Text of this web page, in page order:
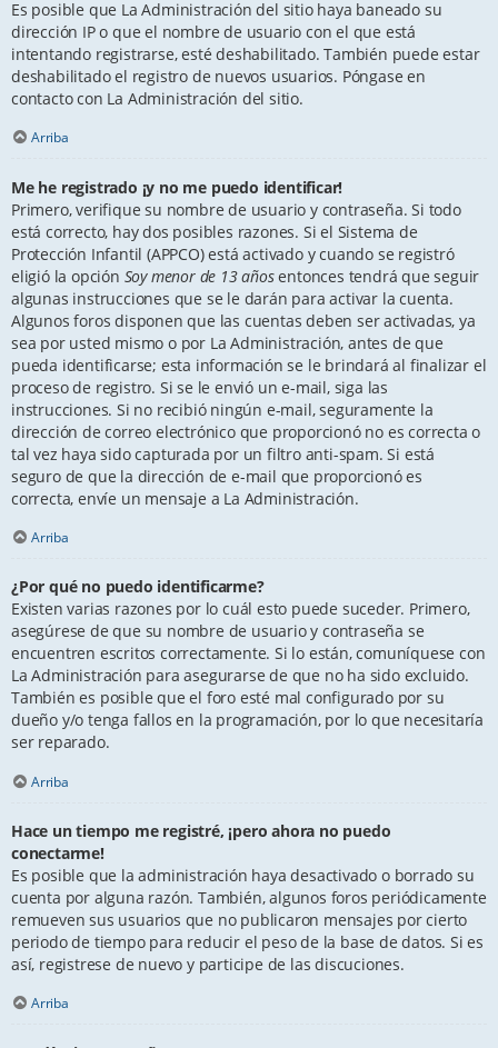
Es posible que La Administración del sitio haya baneado su
dirección IP o que el nombre de usuario con el que está
intentando registrarse, esté deshabilitado. También puede estar
deshabilitado el registro de nuevos usuarios. Póngase en
contacto con La Administración del sitio.
Arriba
Me he registrado ¡y no me puedo identificar!
Primero, verifique su nombre de usuario y contraseña. Si todo
está correcto, hay dos posibles razones. Si el Sistema de
Protección Infantil (APPCO) está activado y cuando se registró
eligió la opción Soy menor de 13 añosentonces tendrá que seguir
algunas instrucciones que se le darán para activar la cuenta.
Algunos foros disponen que las cuentas deben ser activadas, ya
sea por usted mismo o por La Administración, antes de que
pueda identificarse; esta información se le brindará al finalizar el
proceso de registro. Si se le envió un e-mail, siga las
instrucciones. Si no recibió ningún e-mail, seguramente la
dirección de correo electrónico que proporcionó no es correcta o
tal vez haya sido capturada por un filtro anti-spam. Si está
seguro de que la dirección de e-mail que proporcionó es
correcta, envíe un mensaje a La Administración.
Arriba
¿Por qué no puedo identificarme?
Existen varias razones por lo cuál esto puede suceder. Primero,
asegúrese de que su nombre de usuario y contraseña se
encuentren escritos correctamente. Si lo están, comuníquese con
La Administración para asegurarse de que no ha sido excluido.
También es posible que el foro esté mal configurado por su
dueño y/o tenga fallos en la programación, por lo que necesitaría
ser reparado.
Arriba
Hace un tiempo me registré, ¡pero ahora no puedo
conectarme!
Es posible que la administración haya desactivado o borrado su
cuenta por alguna razón. También, algunos foros periódicamente
remueven sus usuarios que no publicaron mensajes por cierto
periodo de tiempo para reducir el peso de la base de datos. Si es
así, registrese de nuevo y participe de las discuciones.
Arriba